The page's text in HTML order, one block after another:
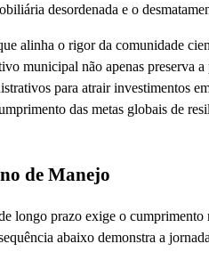
desordenada e o
alinha o rigor da comunidade
municipal não apenas preserva
para atrair investimentos
das metas globais de
de Manejo
longo prazo exige o cumprimento
abaixo demonstra a